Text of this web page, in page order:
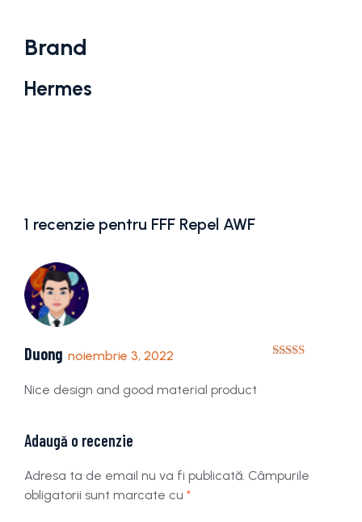
Brand
Hermes
1 recenzie pentru FFF Repel AWF
Duong noiembrie 3, 2022
Nice design and good material product
Adaugă o recenzie
Adresa ta de email nu va fi publicată. Câmpurile
obligatorii sunt marcate cu *